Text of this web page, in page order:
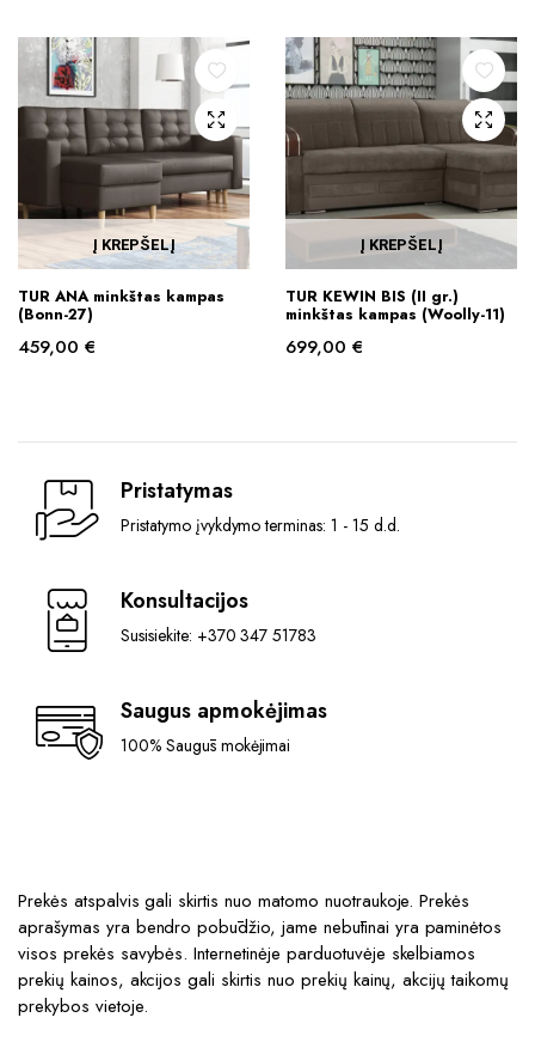
Į KREPŠELĮ
TUR ANA minkštas kampas
(Bonn-27)
459,00 €
Į KREPŠELĮ
TUR KEWIN BIS (II gr.)
minkštas kampas (Woolly-11)
699,00 €
Pristatymas
Pristatymo įvykdymo terminas: 1 - 15 d.d.
Konsultacijos
Susisiekite: +370 347 51783
Saugus apmokėjimas
100% Saugūs mokėjimai
Prekės atspalvis gali skirtis nuo matomo nuotraukoje. Prekės
aprašymas yra bendro pobūdžio, jame nebūtinai yra paminėtos
visos prekės savybės. Internetinėje parduotuvėje skelbiamos
prekių kainos, akcijos gali skirtis nuo prekių kainų, akcijų taikomų
prekybos vietoje.